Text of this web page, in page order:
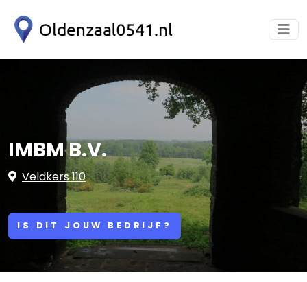
IMBM B.V.
Veldkers 110
IS DIT JOUW BEDRIJF?